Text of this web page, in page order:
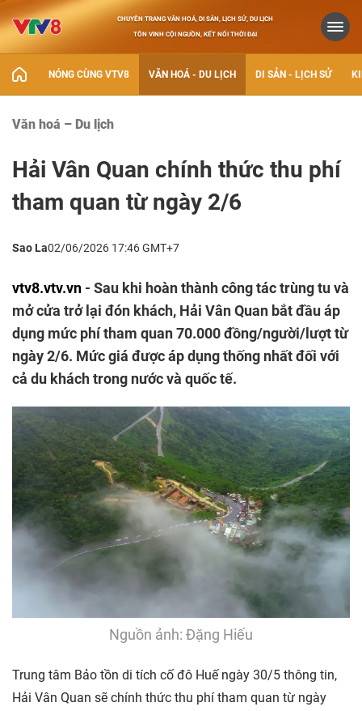
CHUYÊN TRANG VĂN HOÁ, DI SẢN, LỊCH SỬ, DU LỊCH
TÔN VINH CỘI NGUỒN, KẾT NỐI THỜI ĐẠI
NÓNG CÙNG VTV8 VĂN HOÁ - DU LỊCH DI SẢN - LỊCH SỬ
Văn hoá – Du lịch
Hải Vân Quan chính thức thu phí
tham quan từ ngày 2/6
Sao La02/06/2026 17:46 GMT+7
vtv8.vtv.vn - Sau khi hoàn thành công tác trùng tu và
mở cửa trở lại đón khách, Hải Vân Quan bắt đầu áp
dụng mức phí tham quan 70.000 đồng/người/lượt từ
ngày 2/6. Mức giá được áp dụng thống nhất đối với
cả du khách trong nước và quốc tế.
Nguồn ảnh: Đặng Hiếu
Trung tâm Bảo tồn di tích cố đô Huế ngày 30/5 thông tin,
Hải Vân Quan sẽ chính thức thu phí tham quan từ ngày